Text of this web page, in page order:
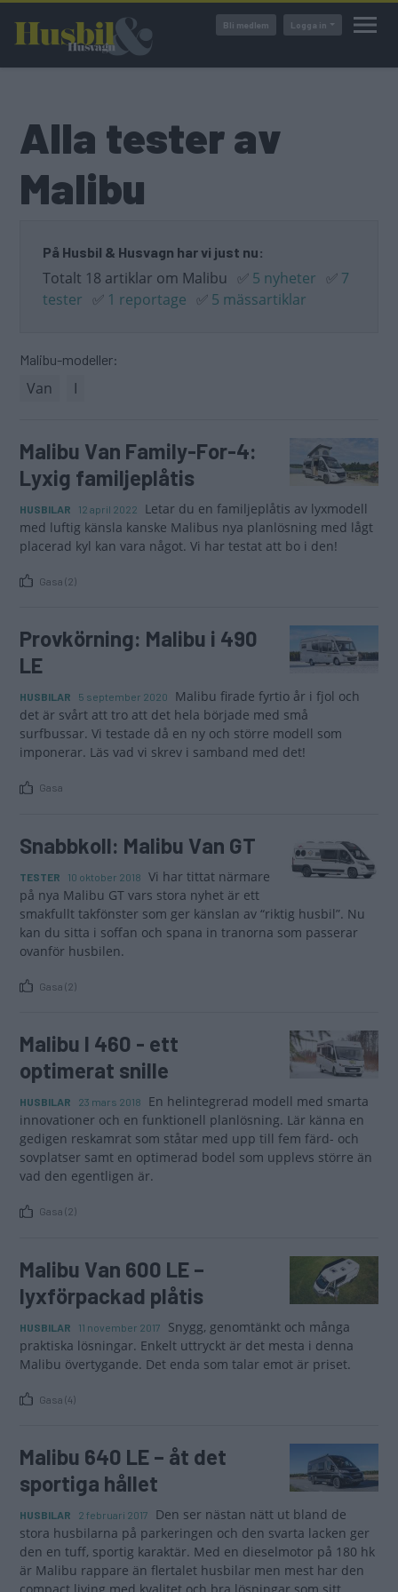
huvudinnehåll
Bli medlem Logga in
Alla tester av
Malibu
På Husbil & Husvagn har vi just nu:
Totalt 18 artiklar om Malibu ✅ 5 nyheter ✅ 7
tester ✅ 1 reportage ✅ 5 mässartiklar
Malibu-modeller:
Van I
Malibu Van Family-For-4:
Lyxig familjeplåtis
HUSBILAR 12 april 2022
Letar du en familjeplåtis av lyxmodell
med luftig känsla kanske Malibus nya planlösning med lågt
placerad kyl kan vara något. Vi har testat att bo i den!
Gasa (2)
Provkörning: Malibu i 490
LE
HUSBILAR 5 september 2020
Malibu firade fyrtio år i fjol och
det är svårt att tro att det hela började med små
surfbussar. Vi testade då en ny och större modell som
imponerar. Läs vad vi skrev i samband med det!
Gasa
Snabbkoll: Malibu Van GT
TESTER 10 oktober 2018
Vi har tittat närmare
på nya Malibu GT vars stora nyhet är ett
smakfullt takfönster som ger känslan av “riktig husbil”. Nu
kan du sitta i soffan och spana in tranorna som passerar
ovanför husbilen.
Gasa (2)
Malibu I 460 - ett
optimerat snille
HUSBILAR 23 mars 2018
En helintegrerad modell med smarta
innovationer och en funktionell planlösning. Lär känna en
gedigen reskamrat som ståtar med upp till fem färd- och
sovplatser samt en optimerad bodel som upplevs större än
vad den egentligen är.
Gasa (2)
Malibu Van 600 LE –
lyxförpackad plåtis
HUSBILAR 11 november 2017
Snygg, genomtänkt och många
praktiska lösningar. Enkelt uttryckt är det mesta i denna
Malibu övertygande. Det enda som talar emot är priset.
Gasa (4)
Malibu 640 LE – åt det
sportiga hållet
HUSBILAR 2 februari 2017
Den ser nästan nätt ut bland de
stora husbilarna på parkeringen och den svarta lacken ger
den en tuff, sportig karaktär. Med en dieselmotor på 180 hk
är Malibu rappare än flertalet husbilar men mest har den